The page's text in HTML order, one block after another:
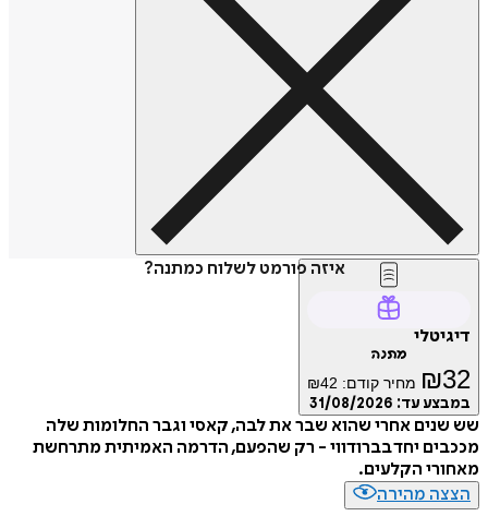
איזה פורמט לשלוח כמתנה?
₪ מחיר קודם: ₪42
עד:31/08/2026
אחרי שהוא שבר את לבה, קאסי וגבר החלומות שלה
יחד בברודווי - רק שהפעם, הדרמה האמיתית מתרחשת
הקלעים.
מהירה